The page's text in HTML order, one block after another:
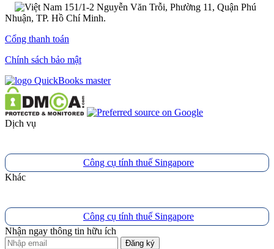
151/1-2 Nguyễn Văn Trỗi, Phường 11, Quận Phú
Nhuận, TP. Hồ Chí Minh.
Cổng thanh toán
Chính sách bảo mật
Dịch vụ
Công cụ tính thuế Singapore
Khác
Công cụ tính thuế Singapore
Nhận ngay thông tin hữu ích
Đăng ký